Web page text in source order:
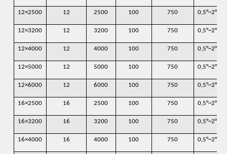
12×2500 12 2500 100 750 0,5°~2°30′
12×3200 12 3200 100 750 0,5°~2°30′
12×4000 12 4000 100 750 0,5°~2°30′
12×5000 12 5000 100 750 0,5°~2°30′
12×6000 12 6000 100 750 0,5°~2°30′
16×2500 16 2500 100 750 0,5°~2°30′
16×3200 16 3200 100 750 0,5°~2°30′
16×4000 16 4000 100 750 0,5°~2°30′